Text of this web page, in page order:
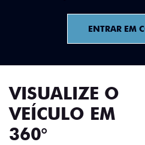
ENTRAR EM
VISUALIZE O
VEÍCULO EM
360°